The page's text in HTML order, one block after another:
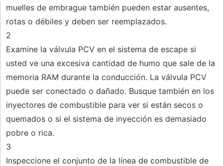
muelles de embrague también pueden estar ausentes,
rotas o débiles y deben ser reemplazados.
2
Examine la válvula PCV en el sistema de escape si
usted ve una excesiva cantidad de humo que sale de la
memoria RAM durante la conducción. La válvula PCV
puede ser conectado o dañado. Busque también en los
inyectores de combustible para ver si están secos o
quemados o si el sistema de inyección es demasiado
pobre o rica.
3
Inspeccione el conjunto de la línea de combustible de